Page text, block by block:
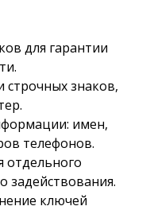
для гарантии
знаков,
имен,
телефонов.
отдельного
задействования.
ключей